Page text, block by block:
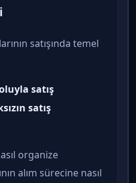
satışında temel
satış
satış
organize
alım sürecine nasıl